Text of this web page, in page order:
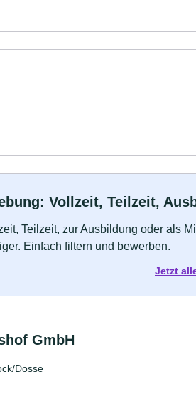
Vollzeit, Teilzeit,
Teilzeit, zur Ausbildung oder als
Einfach filtern und bewerben.
Jetzt
GmbH
Dosse